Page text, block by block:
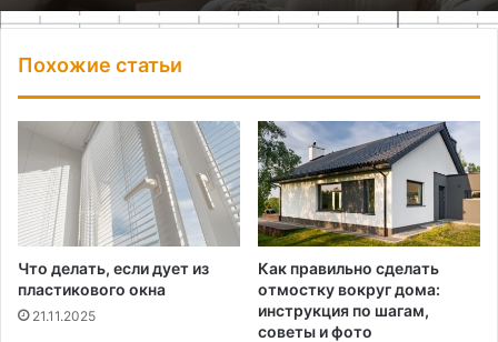
Похожие статьи
Что делать, если дует из
пластикового окна
21.11.2025
Как правильно сделать
отмостку вокруг дома:
инструкция по шагам,
советы и фото